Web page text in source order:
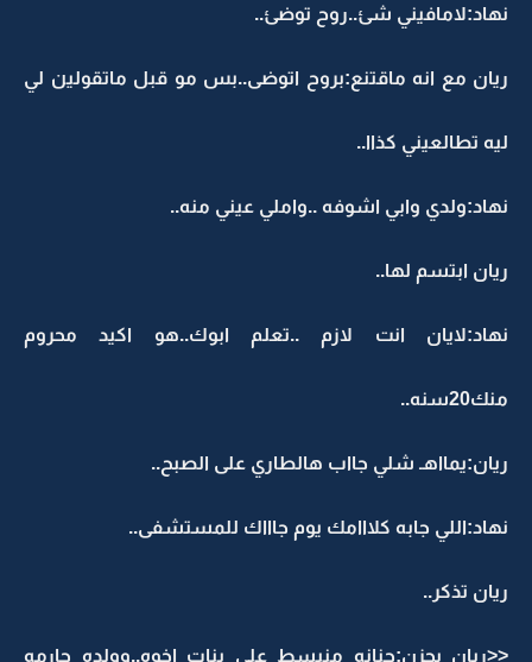
نهاد:لامافيني شئ..روح توضئ..
ريان مع انه ماقتنع:بروح اتوضى..بس مو قبل ماتقولين لي
ليه تطالعيني كذاا..
نهاد:ولدي وابي اشوفه ..واملي عيني منه..
ريان ابتسم لها..
نهاد:لايان انت لازم ..تعلم ابوك..هو اكيد محروم
منك20سنه..
ريان:يمااهـ شلي جااب هالطاري على الصبح..
نهاد:اللي جابه كلااامك يوم جاااك للمستشفى..
ريان تذكر..
<<ريان بحزن:حنانه منبسط على بنات اخوه..وولده حارمه